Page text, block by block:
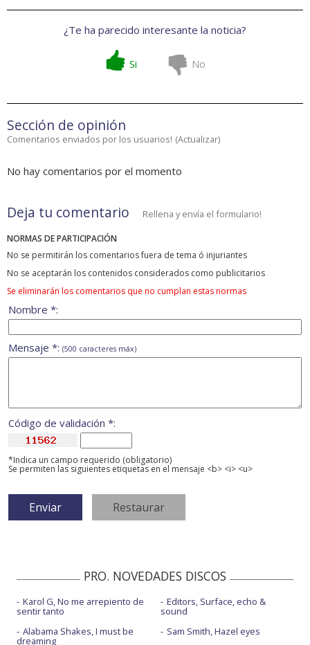
¿Te ha parecido interesante la noticia?
Si No
Sección de opinión
Comentarios enviados por los usuarios! (Actualizar)
No hay comentarios por el momento
Deja tu comentario Rellena y envía el formulario!
NORMAS DE PARTICIPACIÓN
No se permitirán los comentarios fuera de tema ó injuriantes
No se aceptarán los contenidos considerados como publicitarios
Se eliminarán los comentarios que no cumplan estas normas
Nombre *:
Mensaje *: (500 caracteres máx)
Código de validación *:
*Indica un campo requerido (obligatorio)
Se permiten las siguientes etiquetas en el mensaje <b> <i> <u>
PRO. NOVEDADES DISCOS
Karol G, No me arrepiento de
sentir tanto
Alabama Shakes, I must be
dreaming
Editors, Surface, echo &
sound
Sam Smith, Hazel eyes